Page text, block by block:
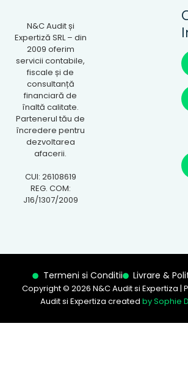
N&C Audit și
Expertiză SRL – din
2009 oferim
servicii contabile,
fiscale și de
consultanță
financiară de
înaltă calitate.
Partenerul tău de
încredere pentru
dezvoltarea
afacerii.
CUI: 26108619
REG. COM:
J16/1307/2009
Copyright © 2026 N&C Audit si Expertiza |
Audit si Expertiza created by Sophie
Termeni si Conditii Livrare &